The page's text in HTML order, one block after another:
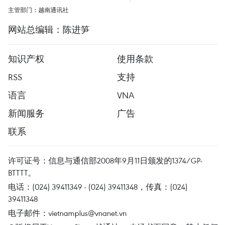
主管部门：越南通讯社
网站总编辑：陈进笋
知识产权
使用条款
RSS
支持
语言
VNA
新闻服务
广告
联系
许可证号：信息与通信部2008年9月11日颁发的1374/GP-
BTTTT。
电话：(024) 39411349 - (024) 39411348，传真：(024)
39411348
电子邮件： vietnamplus@vnanet.vn